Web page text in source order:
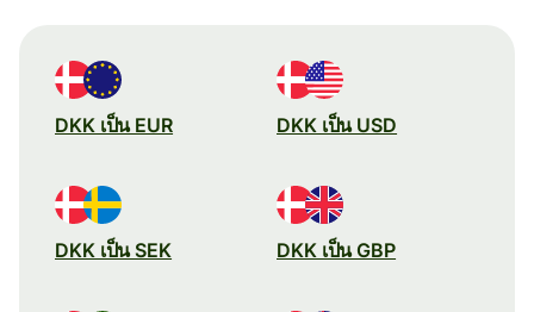
DKK เป็น EUR DKK เป็น USD
DKK เป็น SEK DKK เป็น GBP